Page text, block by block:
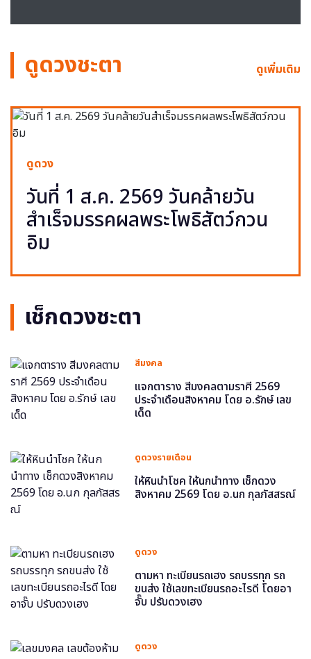
ดูดวงชะตา ดูเพิ่มเติม
ดูดวง
วันที่ 1 ส.ค. 2569 วันคล้ายวัน
สำเร็จมรรคผลพระโพธิสัตว์กวน
อิม
เช็กดวงชะตา
สีมงคล
แจกตาราง สีมงคลตามราศี 2569
ประจำเดือนสิงหาคม โดย อ.รักษ์ เลข
เด็ด
ดูดวงรายเดือน
ให้หินนำโชค ให้นกนำทาง เช็กดวง
สิงหาคม 2569 โดย อ.นก กุลภัสสรณ์
ดูดวง
ตามหา ทะเบียนรถเฮง รถบรรทุก รถ
ขนส่ง ใช้เลขทะเบียนรถอะไรดี โดยอา
จั๊บ ปรับดวงเฮง
ดูดวง